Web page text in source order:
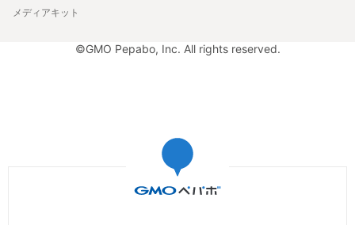
メディアキット
©GMO Pepabo, Inc. All rights reserved.